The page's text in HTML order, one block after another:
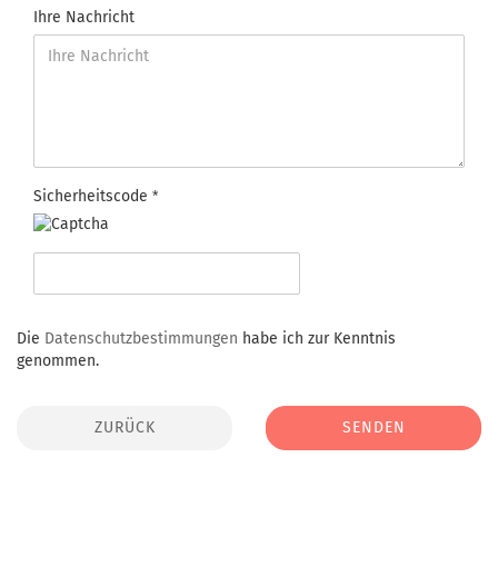
Ihre Nachricht
Sicherheitscode
Die Datenschutzbestimmungen habe ich zur Kenntnis
genommen.
ZURÜCK SENDEN